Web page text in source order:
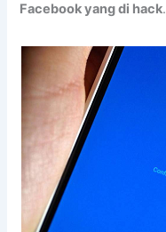
Facebook yang di hack.